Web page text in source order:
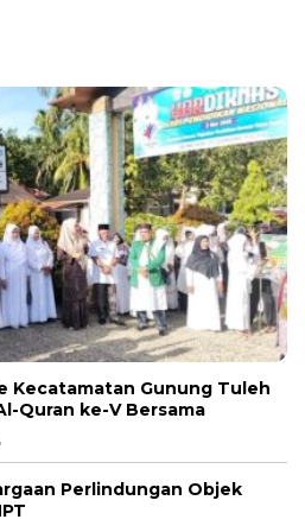
Kecatamatan Gunung Tuleh
Quran ke-V Bersama
Perlindungan Objek